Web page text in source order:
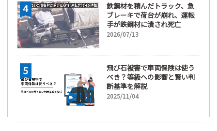
鉄鋼材を積んだトラック、急
ブレーキで荷台が崩れ、運転
手が鉄鋼材に潰され死亡
2026/07/13
飛び石被害で車両保険は使う
べき？等級への影響と賢い判
断基準を解説
2025/11/04